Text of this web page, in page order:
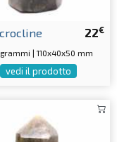
22€
| 110x40x50 mm
vedi il prodotto